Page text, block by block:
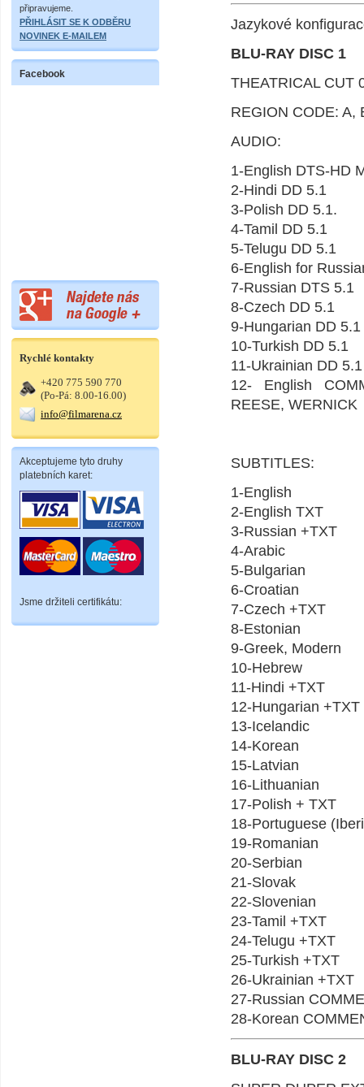
připravujeme.
PŘIHLÁSIT SE K ODBĚRU
NOVINEK E-MAILEM
Facebook
Rychlé kontakty
+420 775 590 770
(Po-Pá: 8.00-16.00)
info@filmarena.cz
Akceptujeme tyto druhy
platebních karet:
Jsme držiteli certifikátu:
Jazykové
BLU-RAY DISC 1
THEATRICAL CUT
REGION CODE: A,
AUDIO:
1-English DTS-HD
2-Hindi DD 5.1
3-Polish DD 5.1.
4-Tamil DD 5.1
5-Telugu DD 5.1
6-English for
7-Russian DTS 5.1
8-Czech DD 5.1
9-Hungarian DD 5.1
10-Turkish DD 5.1
11-Ukrainian DD 5.1
12- English
REESE, WERNICK
SUBTITLES:
1-English
2-English TXT
3-Russian +TXT
4-Arabic
5-Bulgarian
6-Croatian
7-Czech +TXT
8-Estonian
9-Greek, Modern
10-Hebrew
11-Hindi +TXT
12-Hungarian +TXT
13-Icelandic
14-Korean
15-Latvian
16-Lithuanian
17-Polish + TXT
18-Portuguese
19-Romanian
20-Serbian
21-Slovak
22-Slovenian
23-Tamil +TXT
24-Telugu +TXT
25-Turkish +TXT
26-Ukrainian +TXT
27-Russian
28-Korean
BLU-RAY DISC 2